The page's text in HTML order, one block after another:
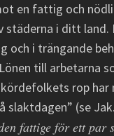
en fattig och
städerna i ditt
i trängande
till arbetarna
rop
(se
fattige för ett par